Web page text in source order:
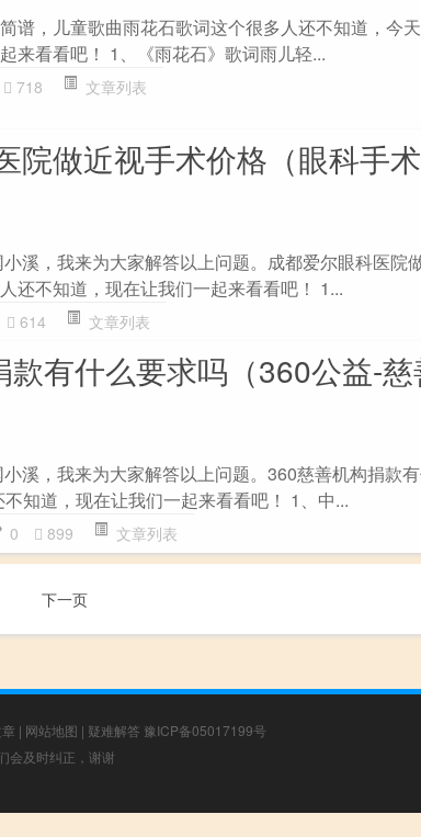
谱，儿童歌曲雨花石歌词这个很多人还不知道，今
来看看吧！ 1、《雨花石》歌词雨儿轻...
718 文章列表
院做近视手术价格（眼科手
溪，我来为大家解答以上问题。成都爱尔眼科医院
还不知道，现在让我们一起来看看吧！ 1...
614 文章列表
款有什么要求吗（360公益-
溪，我来为大家解答以上问题。360慈善机构捐款
知道，现在让我们一起来看看吧！ 1、中...
0 899 文章列表
下一页
| 网站地图 | 疑难解答 豫ICP备05017199号
会及时纠正，谢谢